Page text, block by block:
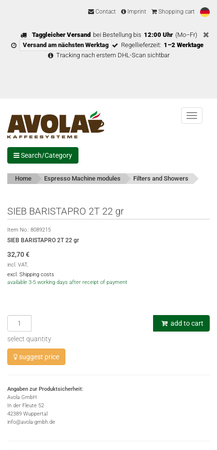
Contact Imprint Shopping cart
Taggleicher Versand bei Bestellung bis 12:00 Uhr (Mo–Fr)
Versand am nächsten Werktag
Regellieferzeit: 1–2 Werktage
Tracking nach erstem DHL-Scan sichtbar
Menu
Search/Category
Home Espresso Machine modules Filters and Showers
SIEB BARISTAPRO 2T 22 gr
Item No.: 8089215
SIEB BARISTAPRO 2T 22 gr
32,70€
incl. VAT,
excl. Shipping costs
available 3-5 working days after receipt of payment
add to cart
select quantity
suggest price
Angaben zur Produktsicherheit:
Avola GmbH
In der Fleute 52
42389 Wuppertal
info@avola-gmbh.de